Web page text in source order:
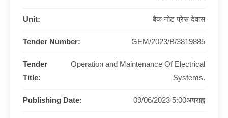
Unit: बैंक नोट प्रेस देवास
Tender Number: GEM/2023/B/3819885
Tender
Title:
Operation and Maintenance Of Electrical
Systems.
Publishing Date: 09/06/2023 5:00अपराह्न